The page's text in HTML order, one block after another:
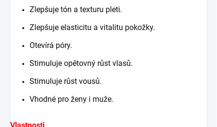
Zlepšuje tón a texturu pleti.
Zlepšuje elasticitu a vitalitu pokožky.
Otevírá póry.
Stimuluje opětovný růst vlasů.
Stimuluje růst vousů.
Vhodné pro ženy i muže.